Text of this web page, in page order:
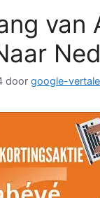
van
door google-